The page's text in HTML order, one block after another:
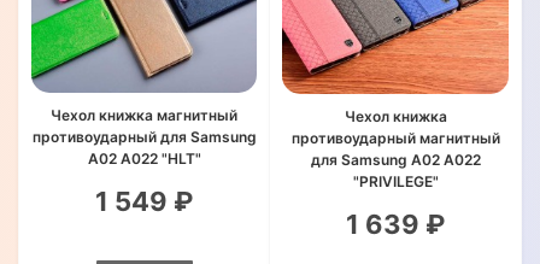
Чехол книжка магнитный
противоударный для Samsung
A02 A022 "HLT"
1 549 ₽
Чехол книжка
противоударный магнитный
для Samsung A02 A022
"PRIVILEGE"
1 639 ₽